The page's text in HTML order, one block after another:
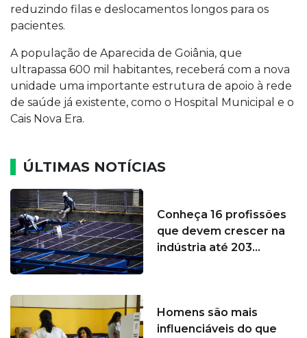
reduzindo filas e deslocamentos longos para os
pacientes.
A população de Aparecida de Goiânia, que
ultrapassa 600 mil habitantes, receberá com a nova
unidade uma importante estrutura de apoio à rede
de saúde já existente, como o Hospital Municipal e o
Cais Nova Era.
ÚLTIMAS NOTÍCIAS
Conheça 16 profissões
que devem crescer na
indústria até 203...
Homens são mais
influenciáveis do que